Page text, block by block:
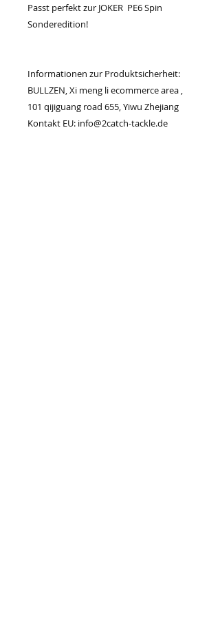
Passt perfekt zur JOKER PE6 Spin
Sonderedition!
Informationen zur Produktsicherheit:
BULLZEN, Xi meng li ecommerce area ,
101 qijiguang road 655, Yiwu Zhejiang
Kontakt EU: info@2catch-tackle.de